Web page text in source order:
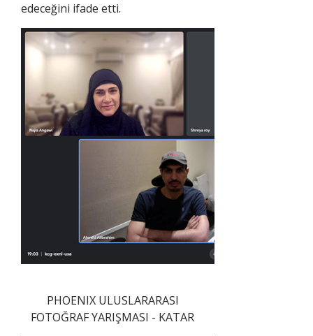
edeceğini ifade etti.
PHOENIX ULUSLARARASI
FOTOĞRAF YARIŞMASI - KATAR